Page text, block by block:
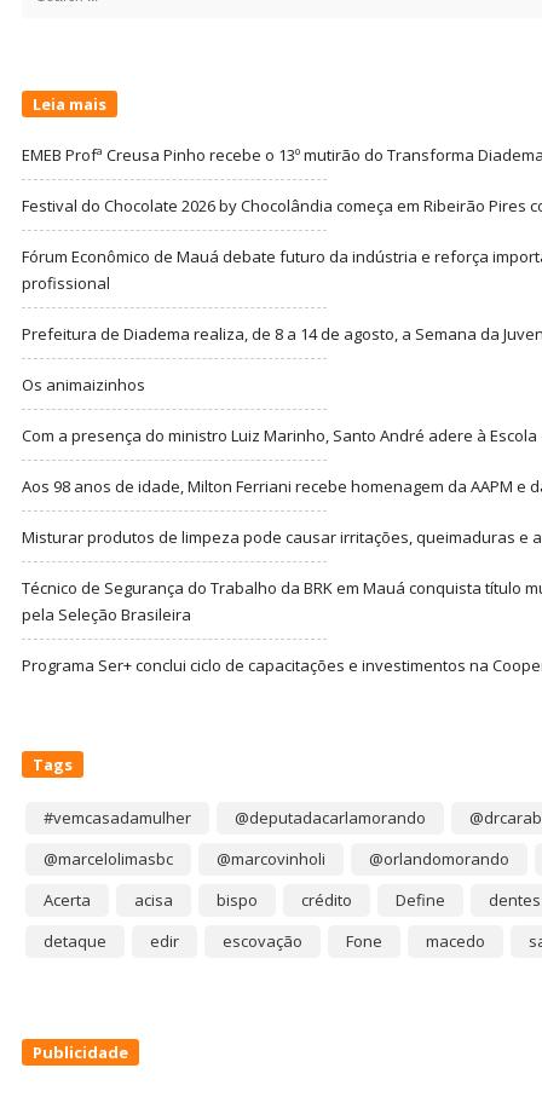
Leia mais
EMEB Profª Creusa Pinho recebe o 13º mutirão do Transforma
Festival do Chocolate 2026 by Chocolândia começa em Ribeirão Pires
Fórum Econômico de Mauá debate futuro da indústria e reforça
profissional
Prefeitura de Diadema realiza, de 8 a 14 de agosto, a Semana da
Os animaizinhos
Com a presença do ministro Luiz Marinho, Santo André adere à
Aos 98 anos de idade, Milton Ferriani recebe homenagem da AAPM e
Misturar produtos de limpeza pode causar irritações, queimaduras e
Técnico de Segurança do Trabalho da BRK em Mauá conquista título
pela Seleção Brasileira
Programa Ser+ conclui ciclo de capacitações e investimentos na
Tags
#vemcasadamulher @deputadacarlamorando
@marcelolimasbc
@marcovinholi
@orlandomorando
Acerta
acisa bispo crédito Define
dentes
detaque
edir escovação Fone macedo
Publicidade